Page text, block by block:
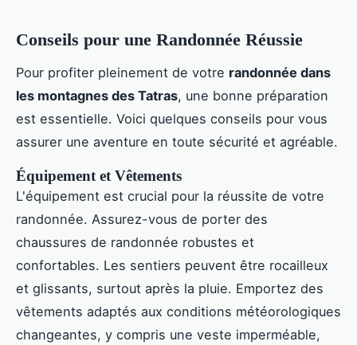
Conseils pour une Randonnée Réussie
Pour profiter pleinement de votre randonnée dans
les montagnes des Tatras, une bonne préparation
est essentielle. Voici quelques conseils pour vous
assurer une aventure en toute sécurité et agréable.
Équipement et Vêtements
L'équipement est crucial pour la réussite de votre
randonnée. Assurez-vous de porter des
chaussures de randonnée robustes et
confortables. Les sentiers peuvent être rocailleux
et glissants, surtout après la pluie. Emportez des
vêtements adaptés aux conditions météorologiques
changeantes, y compris une veste imperméable,